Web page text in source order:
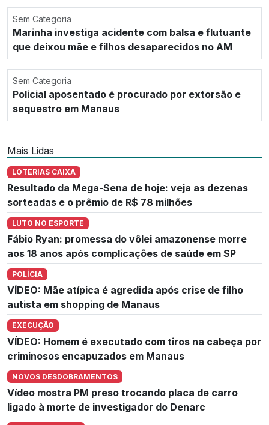
Sem Categoria
Marinha investiga acidente com balsa e flutuante
que deixou mãe e filhos desaparecidos no AM
Sem Categoria
Policial aposentado é procurado por extorsão e
sequestro em Manaus
Mais Lidas
LOTERIAS CAIXA
Resultado da Mega-Sena de hoje: veja as dezenas
sorteadas e o prêmio de R$ 78 milhões
LUTO NO ESPORTE
Fábio Ryan: promessa do vôlei amazonense morre
aos 18 anos após complicações de saúde em SP
POLÍCIA
VÍDEO: Mãe atípica é agredida após crise de filho
autista em shopping de Manaus
EXECUÇÃO
VÍDEO: Homem é executado com tiros na cabeça por
criminosos encapuzados em Manaus
NOVOS DESDOBRAMENTOS
Vídeo mostra PM preso trocando placa de carro
ligado à morte de investigador do Denarc